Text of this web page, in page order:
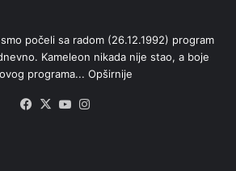
počeli sa radom (26.12.1992) program
Kameleon nikada nije stao, a boje
programa... Opširnije
Facebook
X YouTube